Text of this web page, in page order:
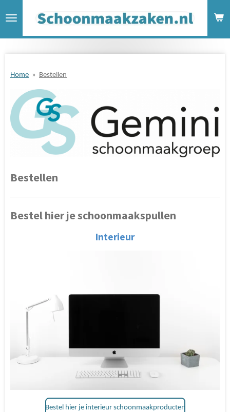
direct
Home » Bestellen
Bestellen
Bestel hier je schoonmaakspullen
Interieur
Bestel hier je interieur schoonmaakproducten